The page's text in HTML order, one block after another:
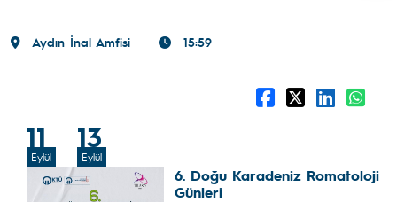
Aydın İnal Amfisi 15:59
11
Eylül
13
Eylül
6. Doğu Karadeniz Romatoloji
Günleri